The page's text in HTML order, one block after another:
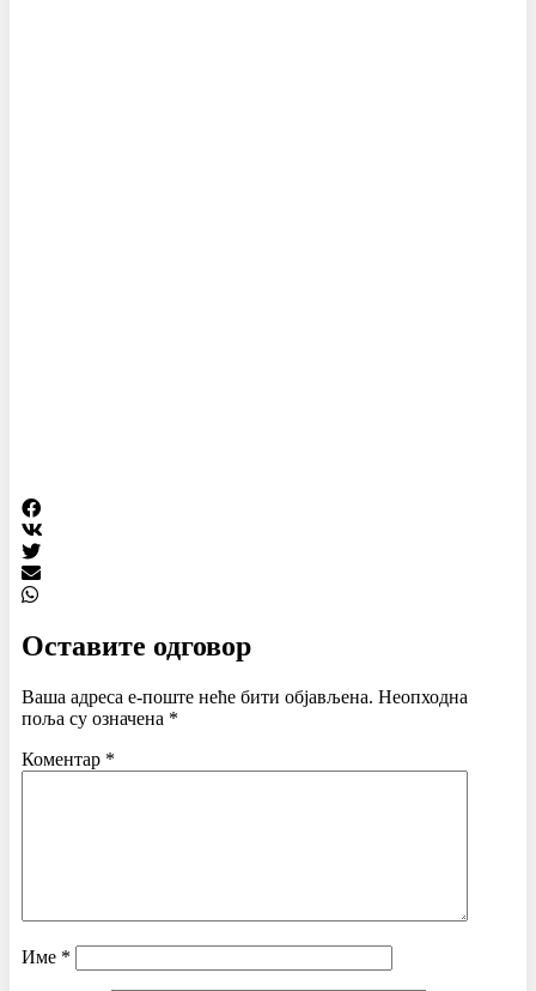
Оставите одговор
Ваша адреса е-поште неће бити објављена. Неопходна
поља су означена *
Коментар *
Име *